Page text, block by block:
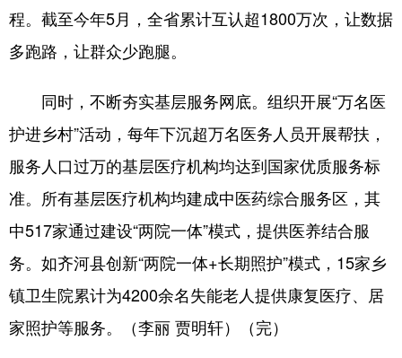
程。截至今年5月，全省累计互认超1800万次，让数据
多跑路，让群众少跑腿。
同时，不断夯实基层服务网底。组织开展“万名医
护进乡村”活动，每年下沉超万名医务人员开展帮扶，
服务人口过万的基层医疗机构均达到国家优质服务标
准。所有基层医疗机构均建成中医药综合服务区，其
中517家通过建设“两院一体”模式，提供医养结合服
务。如齐河县创新“两院一体+长期照护”模式，15家乡
镇卫生院累计为4200余名失能老人提供康复医疗、居
家照护等服务。（李丽 贾明轩）（完）